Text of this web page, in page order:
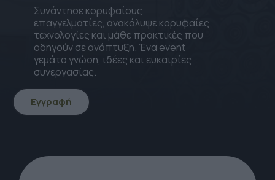
Συνάντησε κορυφαίους
επαγγελματίες, ανακάλυψε κορυφαίες
τεχνολογίες και μάθε πρακτικές που
οδηγούν σε ανάπτυξη. Ένα event
γεμάτο γνώση, ιδέες και ευκαιρίες
συνεργασίας.
Εγγραφή